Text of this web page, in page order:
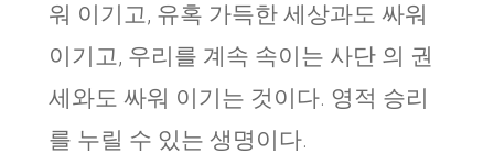
워 이기고, 유혹 가득한 세상과도 싸워
이기고, 우리를 계속 속이는 사단 의 권
세와도 싸워 이기는 것이다. 영적 승리
를 누릴 수 있는 생명이다.